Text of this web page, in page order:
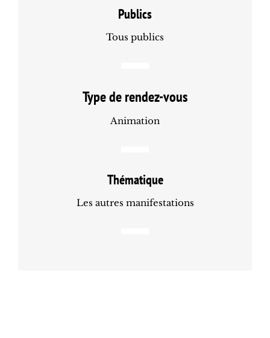
Publics
Tous publics
Type de rendez-vous
Animation
Thématique
Les autres manifestations